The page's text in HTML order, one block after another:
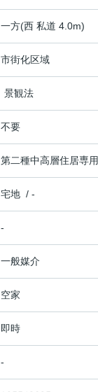
一方(西 私道 4.0m)
市街化区域
景観法
不要
第二種中高層住居専用
宅地 / -
-
一般媒介
空家
即時
-